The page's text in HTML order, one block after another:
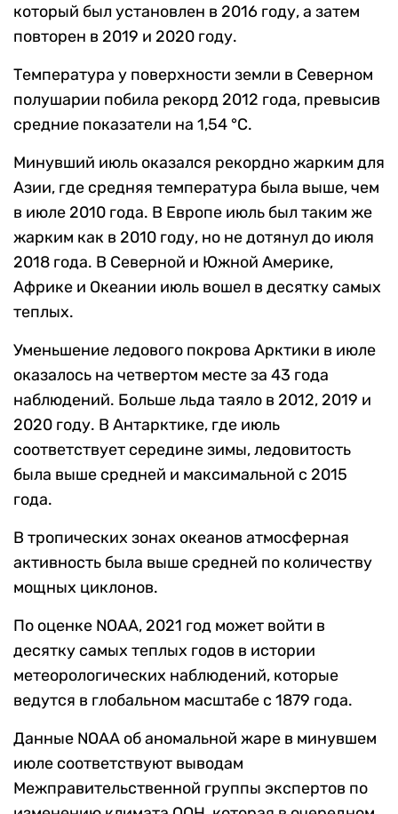
который был установлен в 2016 году, а затем
повторен в 2019 и 2020 году.
Температура у поверхности земли в Северном
полушарии побила рекорд 2012 года, превысив
средние показатели на 1,54 °C.
Минувший июль оказался рекордно жарким для
Азии, где средняя температура была выше, чем
в июле 2010 года. В Европе июль был таким же
жарким как в 2010 году, но не дотянул до июля
2018 года. В Северной и Южной Америке,
Африке и Океании июль вошел в десятку самых
теплых.
Уменьшение ледового покрова Арктики в июле
оказалось на четвертом месте за 43 года
наблюдений. Больше льда таяло в 2012, 2019 и
2020 году. В Антарктике, где июль
соответствует середине зимы, ледовитость
была выше средней и максимальной с 2015
года.
В тропических зонах океанов атмосферная
активность была выше средней по количеству
мощных циклонов.
По оценке NOAA, 2021 год может войти в
десятку самых теплых годов в истории
метеорологических наблюдений, которые
ведутся в глобальном масштабе с 1879 года.
Данные NOAA об аномальной жаре в минувшем
июле соответствуют выводам
Межправительственной группы экспертов по